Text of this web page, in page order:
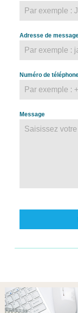
Adresse de
Numéro de
Message